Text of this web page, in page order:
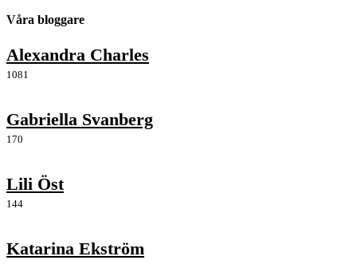
Våra bloggare
Alexandra Charles
1081
Gabriella Svanberg
170
Lili Öst
144
Katarina Ekström